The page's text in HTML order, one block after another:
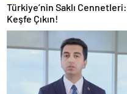
Türkiye’nin Saklı Cennetleri:
Keşfe Çıkın!